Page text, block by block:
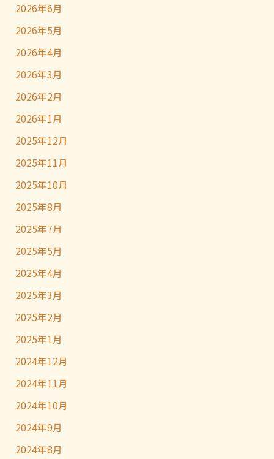
2026年6月
2026年5月
2026年4月
2026年3月
2026年2月
2026年1月
2025年12月
2025年11月
2025年10月
2025年8月
2025年7月
2025年5月
2025年4月
2025年3月
2025年2月
2025年1月
2024年12月
2024年11月
2024年10月
2024年9月
2024年8月